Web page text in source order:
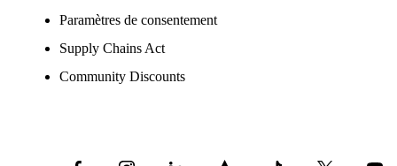
Paramètres de consentement
Supply Chains Act
Community Discounts